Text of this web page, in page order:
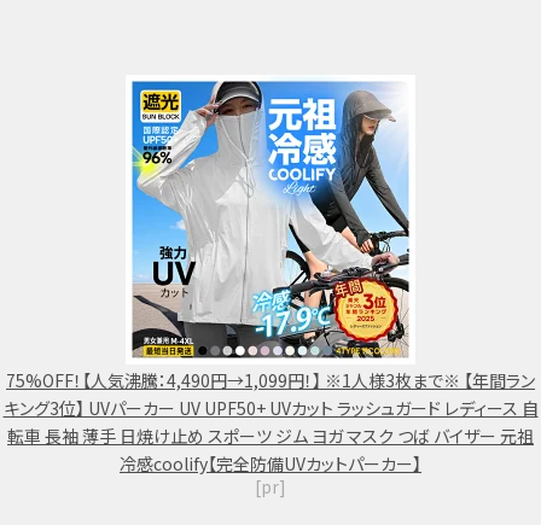
75%OFF！【人気沸騰：4,490円→1,099円！】 ※1人様3枚まで※ 【年間ラン
キング3位】 UVパーカー UV UPF50+ UVカット ラッシュガード レディース 自
転車 長袖 薄手 日焼け止め スポーツ ジム ヨガ マスク つば バイザー 元祖
冷感coolify【完全防備UVカットパーカー】
[pr]